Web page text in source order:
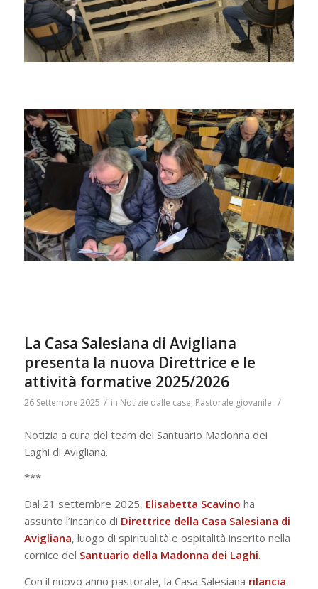
La Casa Salesiana di Avigliana
presenta la nuova Direttrice e le
attività formative 2025/2026
26 Settembre 2025 / in Notizie dalle case, Pastorale giovanile /
Notizia a cura del team del Santuario Madonna dei
Laghi di Avigliana.
***
Dal 21 settembre 2025, Elisabetta Scavino ha
assunto l’incarico di Direttrice della Casa Salesiana di
Avigliana, luogo di spiritualità e ospitalità inserito nella
cornice del Santuario della Madonna dei Laghi.
Con il nuovo anno pastorale, la Casa Salesiana rilancia